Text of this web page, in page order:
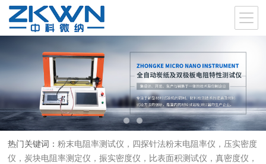
热门关键词：粉末电阻率测试仪，四探针法粉末电阻率仪，压实密度
仪，炭块电阻率测定仪，振实密度仪，比表面积测试仪，真密度仪，